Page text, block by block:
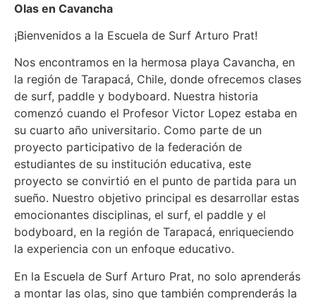
Olas en Cavancha
¡Bienvenidos a la Escuela de Surf Arturo Prat!
Nos encontramos en la hermosa playa Cavancha, en
la región de Tarapacá, Chile, donde ofrecemos clases
de surf, paddle y bodyboard. Nuestra historia
comenzó cuando el Profesor Victor Lopez estaba en
su cuarto año universitario. Como parte de un
proyecto participativo de la federación de
estudiantes de su institución educativa, este
proyecto se convirtió en el punto de partida para un
sueño. Nuestro objetivo principal es desarrollar estas
emocionantes disciplinas, el surf, el paddle y el
bodyboard, en la región de Tarapacá, enriqueciendo
la experiencia con un enfoque educativo.
En la Escuela de Surf Arturo Prat, no solo aprenderás
a montar las olas, sino que también comprenderás la